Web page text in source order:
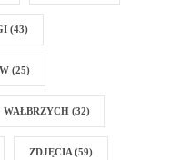
(43)
(25)
WAŁBRZYCH (32)
ZDJĘCIA (59)